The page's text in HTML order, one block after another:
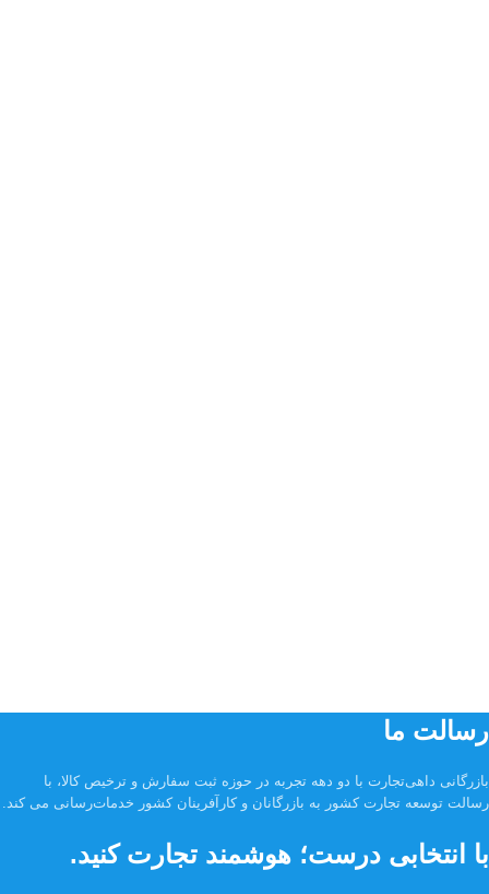
رسالت ما
بازرگانی داهی‌تجارت با دو دهه تجربه در حوزه ثبت سفارش و ترخیص کالا، با
رسالت توسعه تجارت کشور به بازرگانان و کارآفرینان کشور خدمات‌رسانی می کند.
با انتخابی درست؛ هوشمند تجارت کنید.